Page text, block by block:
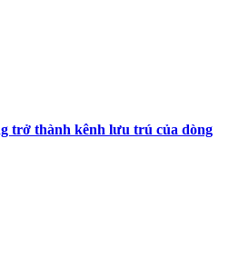
trở thành kênh lưu trú của dòng